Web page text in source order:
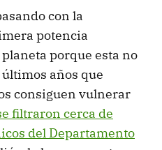
con la
potencia
porque esta no
años que
consiguen vulnerar
filtraron cerca de
del Departamento